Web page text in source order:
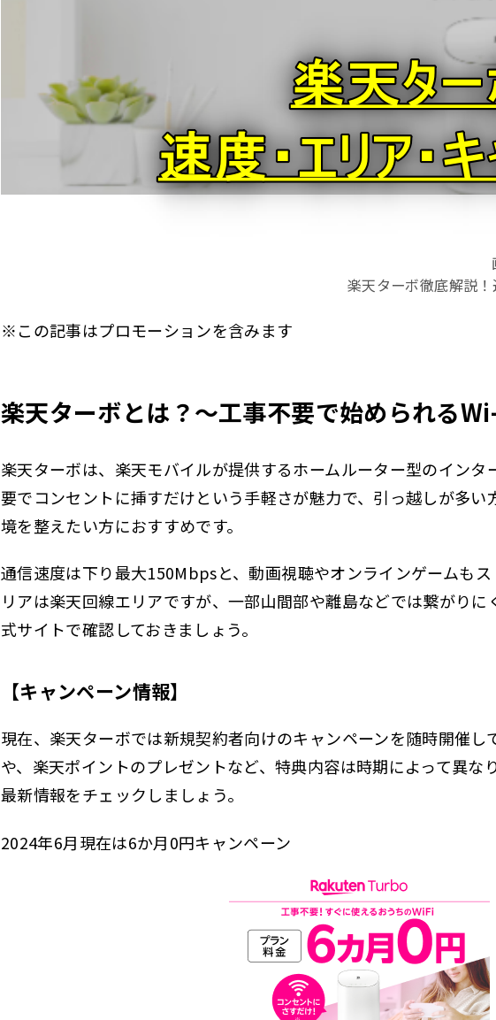
楽天ターボ徹底解説
※この記事はプロモーションを含みます
楽天ターボとは？〜工事不要で始められる
楽天ターボは、楽天モバイルが提供するホームルーター型のインタ
要でコンセントに挿すだけという手軽さが魅力で、引っ越しが多い
境を整えたい方におすすめです。
通信速度は下り最大150Mbpsと、動画視聴やオンラインゲームも
リアは楽天回線エリアですが、一部山間部や離島などでは繋がり
式サイトで確認しておきましょう。
【キャンペーン情報】
現在、楽天ターボでは新規契約者向けのキャンペーンを随時開催し
や、楽天ポイントのプレゼントなど、特典内容は時期によって異な
最新情報をチェックしましょう。
2024年6月現在は6か月0円キャンペーン